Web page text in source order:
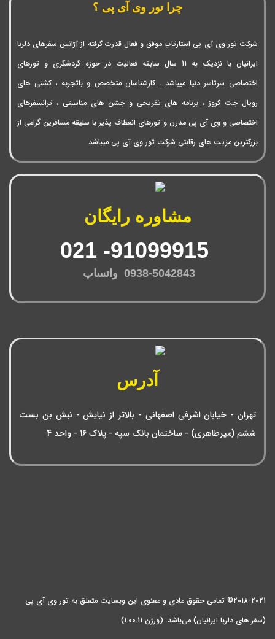
چرا تور وی آی پی ؟
شرکت تور وی آی پی استارتاپ موفق و فعال قدرت گرفته از آژانس سفرهای دلربا
ایرانیان با نزدیک به 11 سال سابقه فعالیت در حوزه گردشگری و تورهای
اختصاصی سرتاسر دنیا میباشد . کارشناسان متخصص و باتجربه ، کشتی های
رویال جت کروز ، برنامه های تفریحی و جشن های مناسبتی ، ترانسفرهای
اختصاصی و وی آی پی مدرن و تورهای انعطاف پذیر با سلیقه مسافرین گرامی از
بزرگترین مزیت های رقابتی شرکت تور وی آی پی میباشد
مشاوره رایگان
0938-5042843 واتساپ
آدرس
تهران - خیابان اشرفی اصفهانی - بالاتر از نیایش - نبش بن بست
ششم (میرطاهری) - ساختمان بانک سپه - پلاک 16 - واحد 4
2018-2021© تمامی حقوق مادی و معنوی این وبسایت متعلق به تور وی آی پی
(سفر های دلربا ایرانیان) می‌باشد. (ورژن 1.00.11)